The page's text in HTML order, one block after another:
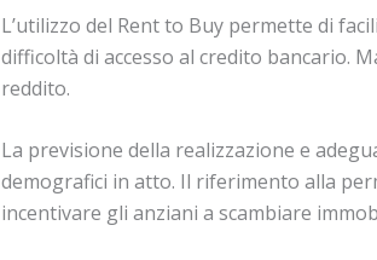
L’utilizzo del Rent to Buy permette di
difficoltà di accesso al credito bancario.
reddito.
La previsione della realizzazione e
demografici in atto. Il riferimento alla
incentivare gli anziani a scambiare